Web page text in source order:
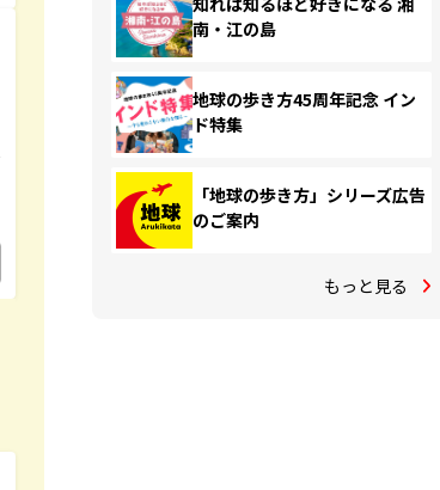
南・江の島
地球の歩き方45周年記念 イン
ド特集
「地球の歩き方」シリーズ広告
のご案内
もっと見る